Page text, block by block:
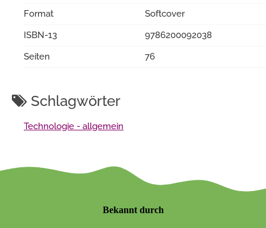
Format
Softcover
ISBN-13
9786200092038
Seiten
76
Schlagwörter
Technologie - allgemein
Bekannt durch